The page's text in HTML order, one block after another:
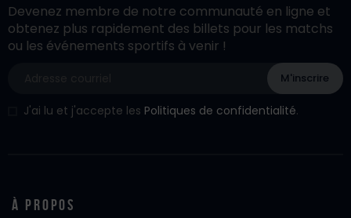
Devenez membre de notre communauté en ligne et
obtenez plus rapidement des billets pour les matchs
ou les événements sportifs à venir !
J'ai lu et j'accepte les Politiques de confidentialité.
À propos